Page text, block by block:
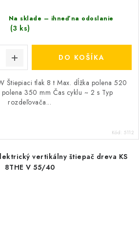
Na sklade – ihneď na odoslanie
(3 ks)
DO KOŠÍKA
Štiepiaci tlak 8 t Max. dĺžka polena 520
350 mm Čas cyklu ~ 2 s Typ
rozdeľovača...
Kód: 5112
vertikálny štiepač dreva KS
8THE V 55/40